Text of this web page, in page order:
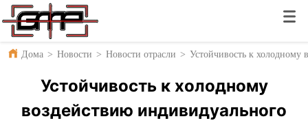
Дома > Новости > Новости отрасли > Устойчивость к холодному
Устойчивость к холодному
воздействию индивидуального